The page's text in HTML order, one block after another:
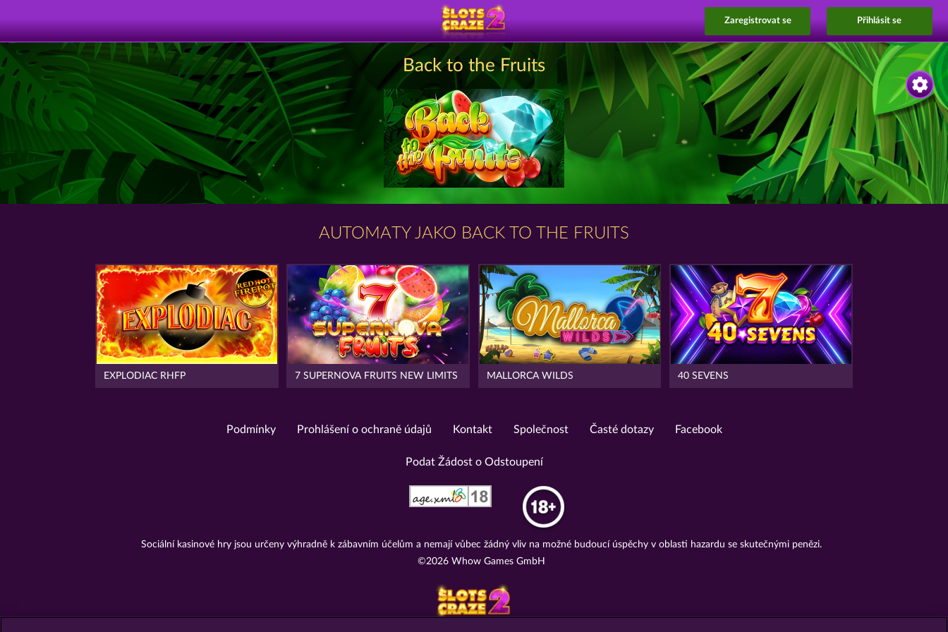
Zaregistrovat se Přihlásit se
Back to the Fruits
AUTOMATY JAKO BACK TO THE FRUITS
EXPLODIAC RHFP 7 SUPERNOVA FRUITS NEW LIMITS MALLORCA WILDS 40 SEVENS
Podmínky Prohlášení o ochraně údajů Kontakt Společnost Časté dotazy Facebook
Podat Žádost o Odstoupení
Sociální kasinové hry jsou určeny výhradně k zábavním účelům a nemají vůbec žádný vliv na možné budoucí úspěchy v oblasti hazardu se skutečnými penězi.
©2026 Whow Games GmbH